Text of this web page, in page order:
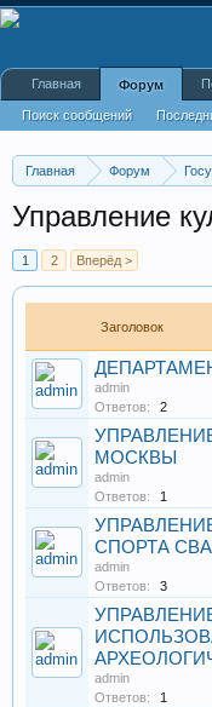
Главная Форум
Управление
1 2 Вперёд >
Заголовок
admin
Ответов:
2
МОСКВЫ
admin
Ответов:
1
СПОРТА
admin
Ответов:
3
admin
Ответов:
1
Главная Форум
Поиск сообщений